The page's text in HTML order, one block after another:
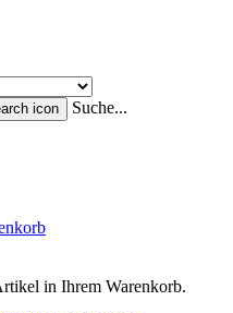
Suche...
in Ihrem Warenkorb.